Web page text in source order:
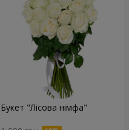
Букет "Лісова німфа"